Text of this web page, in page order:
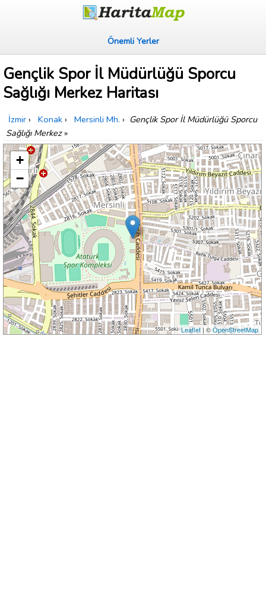
Önemli Yerler
Gençlik Spor İl Müdürlüğü Sporcu
Sağlığı Merkez Haritası
İzmir › Konak › Mersinli Mh. › Gençlik Spor İl Müdürlüğü Sporcu
Sağlığı Merkez»
+
−
Leaflet| ©OpenStreetMap